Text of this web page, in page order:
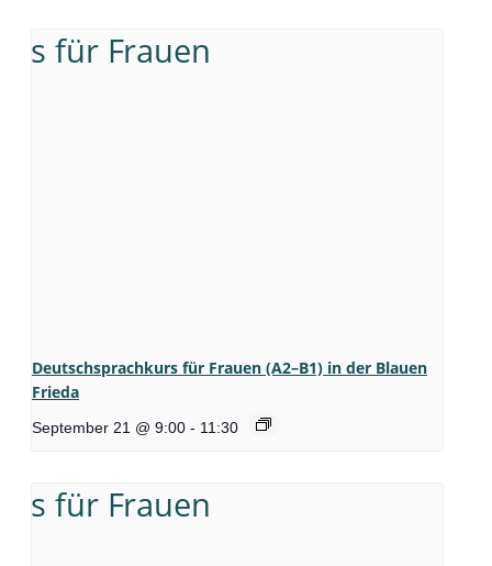
Deutschsprachkurs für Frauen (A2–B1) in der Blauen
Frieda
September 21 @ 9:00 - 11:30